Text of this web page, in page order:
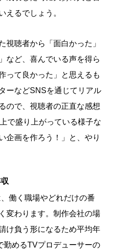
えるでしょう。
視聴者から「面白かった」
など、喜んでいる声を得ら
って良かった」と思えるも
ーなどSNSを通じてリアル
ので、視聴者の正直な感想
で盛り上がっている様子な
企画を作ろう！」と、やり
働く職場やどれだけの番
変わります。制作会社の場
け負う形になるため平均年
勤めるTVプロデューサーの